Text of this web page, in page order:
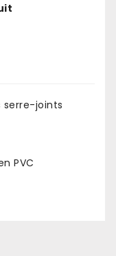
serre-joints
PVC